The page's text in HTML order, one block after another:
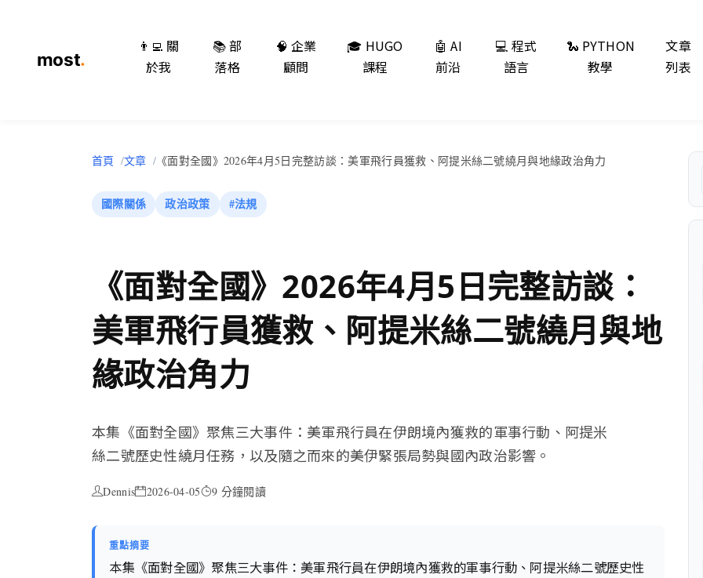
👨‍💻 關
於我
📚 部
落格
🧠 企業
顧問
🎓 HUGO
課程
🤖 AI
前沿
💻 程式
語言
🐍 PYTHON
教學
文章
列表
首頁 文章 《面對全國》2026年4月5日完整訪談：美軍飛行員獲救、阿提米絲二號繞月與地緣政治角力
國際關係 政治政策 #法規
《面對全國》2026年4月5日完整訪談：
美軍飛行員獲救、阿提米絲二號繞月與地
緣政治角力
本集《面對全國》聚焦三大事件：美軍飛行員在伊朗境內獲救的軍事行動、阿提米
絲二號歷史性繞月任務，以及隨之而來的美伊緊張局勢與國內政治影響。
Dennis 2026-04-05 9 分鐘閱讀
重點摘要
本集《面對全國》聚焦三大事件：美軍飛行員在伊朗境內獲救的軍事行動、阿提米絲二號歷史性